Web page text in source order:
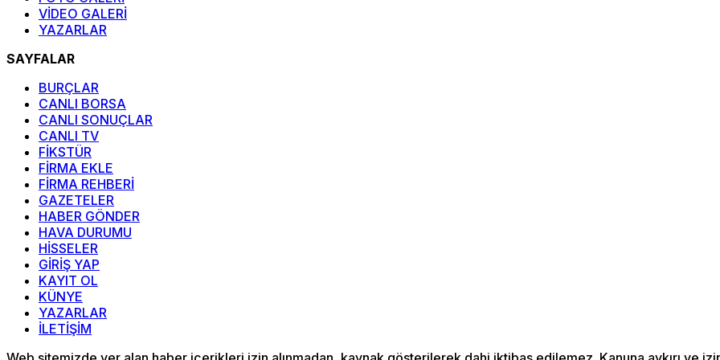
VİDEO GALERİ
YAZARLAR
SAYFALAR
BURÇLAR
CANLI BORSA
CANLI SONUÇLAR
CANLI TV
FİKSTÜR
FİRMA EKLE
FİRMA REHBERİ
GAZETELER
HABER GÖNDER
HAVA DURUMU
HİSSELER
GİRİŞ YAP
KAYIT OL
KÜNYE
YAZARLAR
İLETİŞİM